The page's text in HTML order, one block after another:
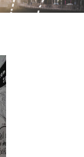
en